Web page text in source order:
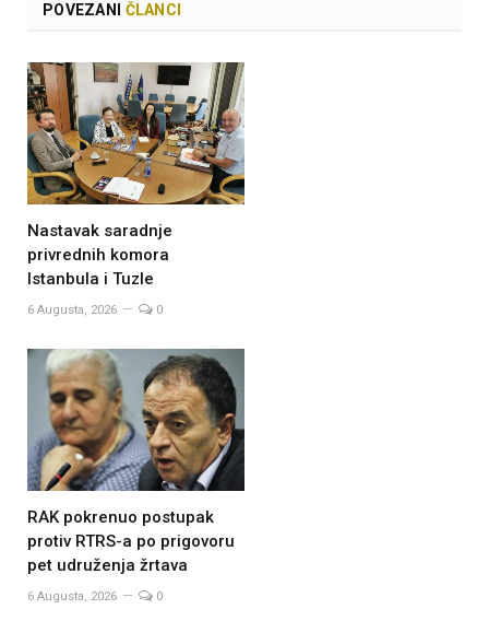
POVEZANI ČLANCI
Nastavak saradnje
privrednih komora
Istanbula i Tuzle
6 Augusta, 2026 0
RAK pokrenuo postupak
protiv RTRS-a po prigovoru
pet udruženja žrtava
6 Augusta, 2026 0